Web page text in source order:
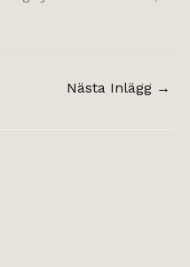
Nästa Inlägg →